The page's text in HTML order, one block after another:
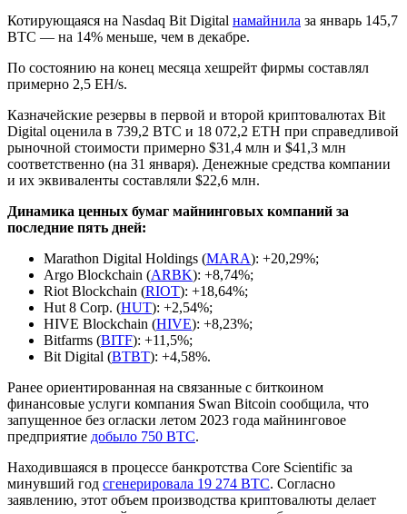
Котирующаяся на Nasdaq Bit Digital намайнила за январь 145,7
BTC — на 14% меньше, чем в декабре.
По состоянию на конец месяца хешрейт фирмы составлял
примерно 2,5 EH/s.
Казначейские резервы в первой и второй криптовалютах Bit
Digital оценила в 739,2 BTC и 18 072,2 ETH при справедливой
рыночной стоимости примерно $31,4 млн и $41,3 млн
соответственно (на 31 января). Денежные средства компании
и их эквиваленты составляли $22,6 млн.
Динамика ценных бумаг майнинговых компаний за
последние пять дней:
Marathon Digital Holdings (MARA): +20,29%;
Argo Blockchain (ARBK): +8,74%;
Riot Blockchain (RIOT): +18,64%;
Hut 8 Corp. (HUT): +2,54%;
HIVE Blockchain (HIVE): +8,23%;
Bitfarms (BITF): +11,5%;
Bit Digital (BTBT): +4,58%.
Ранее ориентированная на связанные с биткоином
финансовые услуги компания Swan Bitcoin сообщила, что
запущенное без огласки летом 2023 года майнинговое
предприятие добыло 750 BTC.
Находившаяся в процессе банкротства Core Scientific за
минувший год сгенерировала 19 274 BTC. Согласно
заявлению, этот объем производства криптовалюты делает